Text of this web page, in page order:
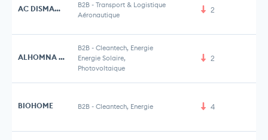
AC DISMANTLING B2B - Transport & Logistique
Aéronautique
2
ALHOMNA SYSTEMS
B2B - Cleantech, Energie
Energie Solaire,
Photovoltaique
2
BIOHOME B2B - Cleantech, Energie 4